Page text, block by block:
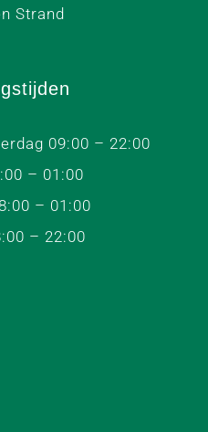
Strand
09:00 – 22:00
– 01:00
– 01:00
– 22:00